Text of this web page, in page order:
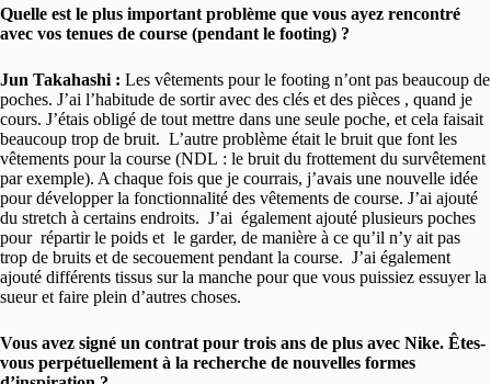
Quelle est le plus important problème que vous ayez rencontré
avec vos tenues de course (pendant le footing) ?
Jun Takahashi : Les vêtements pour le footing n’ont pas beaucoup de
poches. J’ai l’habitude de sortir avec des clés et des pièces , quand je
cours. J’étais obligé de tout mettre dans une seule poche, et cela faisait
beaucoup trop de bruit. L’autre problème était le bruit que font les
vêtements pour la course (NDL : le bruit du frottement du survêtement
par exemple). A chaque fois que je courrais, j’avais une nouvelle idée
pour développer la fonctionnalité des vêtements de course. J’ai ajouté
du stretch à certains endroits. J’ai également ajouté plusieurs poches
pour répartir le poids et le garder, de manière à ce qu’il n’y ait pas
trop de bruits et de secouement pendant la course. J’ai également
ajouté différents tissus sur la manche pour que vous puissiez essuyer la
sueur et faire plein d’autres choses.
Vous avez signé un contrat pour trois ans de plus avec Nike. Êtes-
vous perpétuellement à la recherche de nouvelles formes